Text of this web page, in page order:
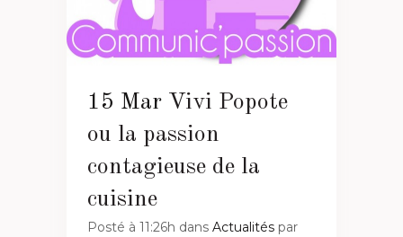
15 Mar Vivi Popote
ou la passion
contagieuse de la
cuisine
Posté à 11:26h dans Actualités par